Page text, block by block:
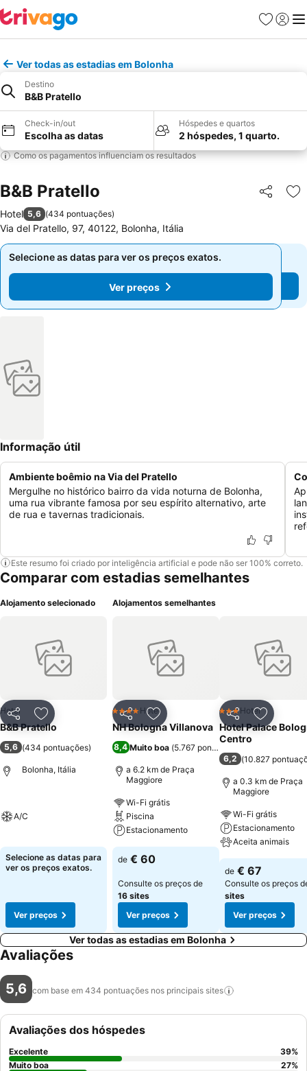
Favoritos
Iniciar
Ver todas as estadias em Bolonha
Destino
B&B Pratello
Check-in/out
Escolha as datas
Hóspedes e quartos
2 hóspedes, 1 quarto.
Como os pagamentos influenciam os resultados
B&B Pratello Partilhar
Hotel 5,6 (434 pontuações)
Via del Pratello, 97, 40122, Bolonha, Itália
Selecione as datas para ver os preços exatos.
Ver preços
Selecione as datas para ver os preços exatos.
Ver preços
Informação útil
Ambiente boêmio na Via del Pratello
Mergulhe no histórico bairro da vida noturna de Bolonha,
uma rua vibrante famosa por seu espírito alternativo, arte
de rua e tavernas tradicionais.
Este resumo foi criado por inteligência artificial e pode não ser 100% correto.
Comparar com estadias semelhantes
Alojamento selecionado
PartilharAdicionar aos favoritos
Hotel
B&B Pratello
5,6 (434 pontuações)
Bolonha, Itália
A/C
Selecione as datas para
ver os preços exatos.
Ver preços
Alojamentos semelhantes
PartilharAdicionar aos favoritos
4 EstrelasHotel
NH Bologna Villanova
8,4 Muito boa (5.767 pontuações
a 6.2 km de Praça
Maggiore
Wi-Fi grátis
Piscina
Estacionamento
de € 60
Consulte os preços de
16 sites
Ver preços
Partilhar
3 Estrelas
Hotel
Hotel Palace
Centro
6,2 (10.827
a 0.3 km de Praça
Maggiore
Wi-Fi grátis
Estacionamento
Aceita animais
de € 67
Consulte os preços
sites
Ver preços
Ver todas as estadias em Bolonha
Avaliações
5,6 com base em 434 pontuações nos principais sites
Avaliações dos hóspedes
Excelente 39%
Muito boa
27%